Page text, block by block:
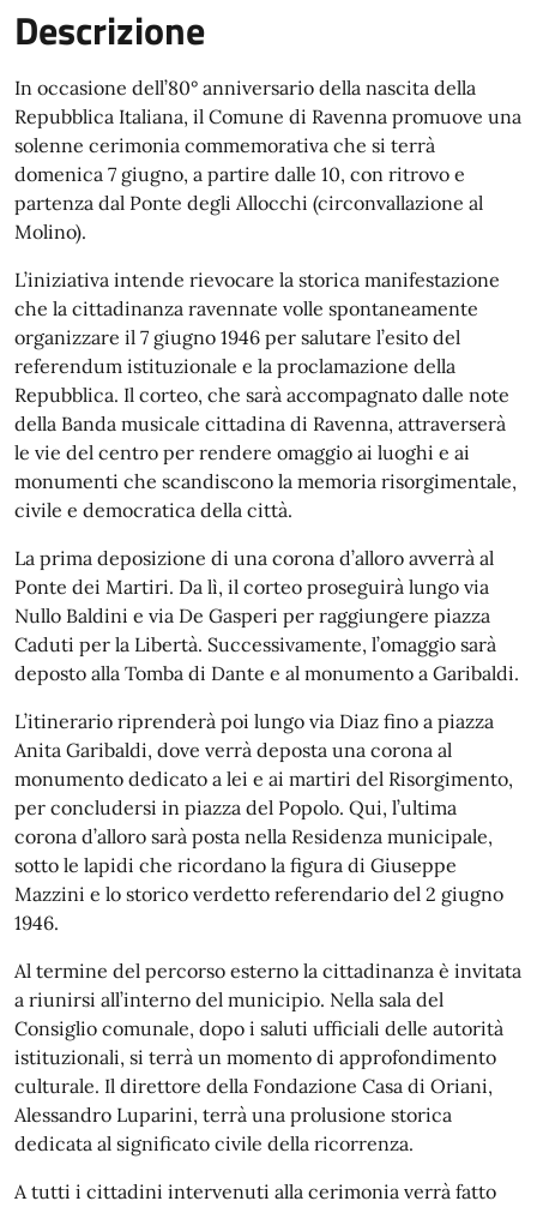
Descrizione
In occasione dell’80° anniversario della nascita della
Repubblica Italiana, il Comune di Ravenna promuove una
solenne cerimonia commemorativa che si terrà
domenica 7 giugno, a partire dalle 10, con ritrovo e
partenza dal Ponte degli Allocchi (circonvallazione al
Molino).
L’iniziativa intende rievocare la storica manifestazione
che la cittadinanza ravennate volle spontaneamente
organizzare il 7 giugno 1946 per salutare l’esito del
referendum istituzionale e la proclamazione della
Repubblica. Il corteo, che sarà accompagnato dalle note
della Banda musicale cittadina di Ravenna, attraverserà
le vie del centro per rendere omaggio ai luoghi e ai
monumenti che scandiscono la memoria risorgimentale,
civile e democratica della città.
La prima deposizione di una corona d’alloro avverrà al
Ponte dei Martiri. Da lì, il corteo proseguirà lungo via
Nullo Baldini e via De Gasperi per raggiungere piazza
Caduti per la Libertà. Successivamente, l’omaggio sarà
deposto alla Tomba di Dante e al monumento a Garibaldi.
L’itinerario riprenderà poi lungo via Diaz fino a piazza
Anita Garibaldi, dove verrà deposta una corona al
monumento dedicato a lei e ai martiri del Risorgimento,
per concludersi in piazza del Popolo. Qui, l’ultima
corona d’alloro sarà posta nella Residenza municipale,
sotto le lapidi che ricordano la figura di Giuseppe
Mazzini e lo storico verdetto referendario del 2 giugno
1946.
Al termine del percorso esterno la cittadinanza è invitata
a riunirsi all’interno del municipio. Nella sala del
Consiglio comunale, dopo i saluti ufficiali delle autorità
istituzionali, si terrà un momento di approfondimento
culturale. Il direttore della Fondazione Casa di Oriani,
Alessandro Luparini, terrà una prolusione storica
dedicata al significato civile della ricorrenza.
A tutti i cittadini intervenuti alla cerimonia verrà fatto